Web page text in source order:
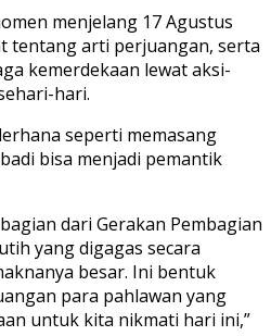
menjelang 17 Agustus
tentang arti perjuangan, serta
kemerdekaan lewat aksi-
hari.
seperti memasang
bisa menjadi pemantik
dari Gerakan Pembagian
yang digagas secara
besar. Ini bentuk
para pahlawan yang
untuk kita nikmati hari ini,”